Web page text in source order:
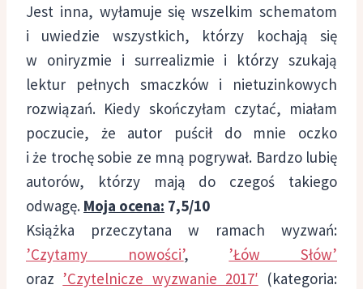
Jest inna, wyłamuje się wszelkim schematom
i uwiedzie wszystkich, którzy kochają się
w oniryzmie i surrealizmie i którzy szukają
lektur pełnych smaczków i nietuzinkowych
rozwiązań. Kiedy skończyłam czytać, miałam
poczucie, że autor puścił do mnie oczko
i że trochę sobie ze mną pogrywał. Bardzo lubię
autorów, którzy mają do czegoś takiego
odwagę. Moja ocena: 7,5/10
Książka przeczytana w ramach wyzwań:
’Czytamy nowości’, ’Łów Słów’
oraz ’Czytelnicze wyzwanie 2017′ (kategoria: